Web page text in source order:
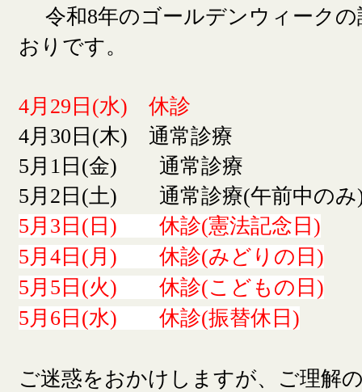
令和8年のゴールデンウィークの
おりです。
4月29日(水) 休診
4月30日(木) 通常診療
5月1日(金) 通常診療
5月2日(土) 通常診療(午前中のみ
5月3日(日) 休診(憲法記念日)
5月4日(月) 休診(みどりの日)
5月5日(火) 休診(こどもの日)
5月6日(水) 休診(振替休日)
ご迷惑をおかけしますが、ご理解